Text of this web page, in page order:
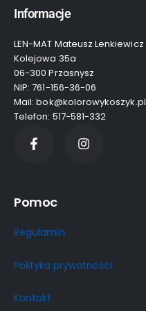
Informacje
LEN-MAT Mateusz Lenkiewicz
Kolejowa 35a
06-300 Przasnysz
NIP: 761-156-36-06
Mail: bok@kolorowykoszyk.pl
Telefon: 517-581-332
Pomoc
Regulamin
Polityka prywatności
Kontakt